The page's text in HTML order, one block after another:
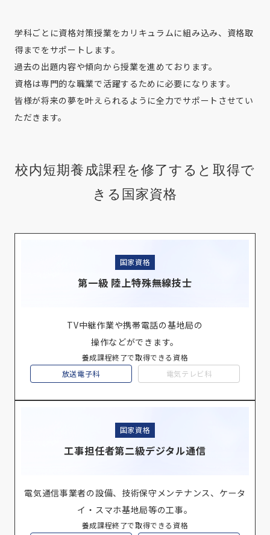
学科ごとに資格対策授業をカリキュラムに組み込み、資格取
得までをサポートします。
過去の出題内容や傾向から授業を進めております。
資格は専門的な職業で活躍するために必要になります。
皆様が将来の夢を叶えられるように全力でサポートさせてい
ただきます。
校内短期養成課程を修了すると取得で
きる国家資格
国家資格
第一級 陸上特殊無線技士
TV中継作業や携帯電話の基地局の
操作などができます。
養成課程終了で取得できる資格
放送電子科 電気テレビ科
国家資格
工事担任者第二級デジタル通信
電気通信事業者の設備、技術保守メンテナンス、ケータ
イ・スマホ基地局等の工事。
養成課程終了で取得できる資格